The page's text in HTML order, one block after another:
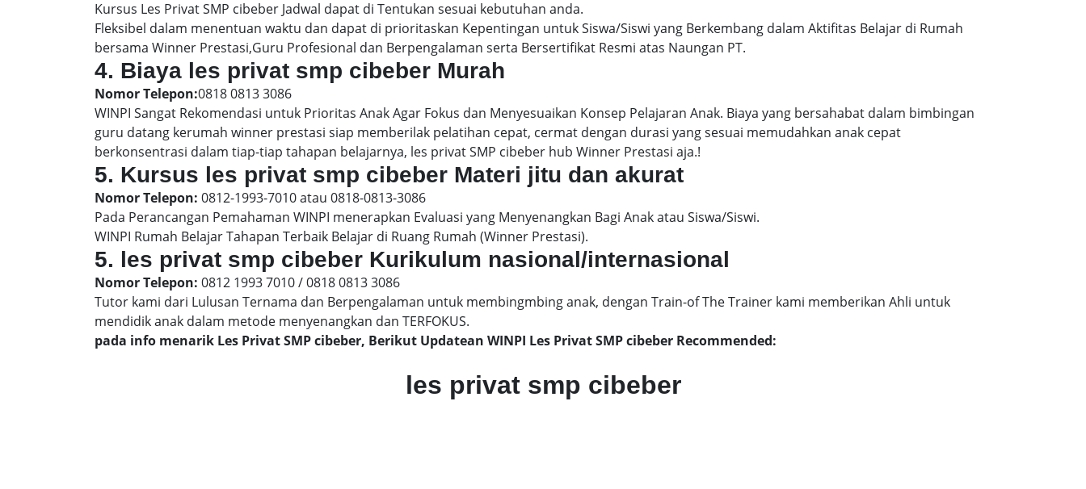
Kursus Les Privat SMP cibeber Jadwal dapat di Tentukan sesuai kebutuhan anda.
Fleksibel dalam menentuan waktu dan dapat di prioritaskan Kepentingan untuk Siswa/Siswi yang Berkembang dalam Aktifitas Belajar di Rumah
bersama Winner Prestasi,Guru Profesional dan Berpengalaman serta Bersertifikat Resmi atas Naungan PT.
4. Biaya les privat smp cibeber Murah
Nomor Telepon:0818 0813 3086
WINPI Sangat Rekomendasi untuk Prioritas Anak Agar Fokus dan Menyesuaikan Konsep Pelajaran Anak. Biaya yang bersahabat dalam bimbingan
guru datang kerumah winner prestasi siap memberilak pelatihan cepat, cermat dengan durasi yang sesuai memudahkan anak cepat
berkonsentrasi dalam tiap-tiap tahapan belajarnya, les privat SMP cibeber hub Winner Prestasi aja.!
5. Kursus les privat smp cibeber Materi jitu dan akurat
Nomor Telepon: 0812-1993-7010 atau 0818-0813-3086
Pada Perancangan Pemahaman WINPI menerapkan Evaluasi yang Menyenangkan Bagi Anak atau Siswa/Siswi.
WINPI Rumah Belajar Tahapan Terbaik Belajar di Ruang Rumah (Winner Prestasi).
5. les privat smp cibeber Kurikulum nasional/internasional
Nomor Telepon: 0812 1993 7010 / 0818 0813 3086
Tutor kami dari Lulusan Ternama dan Berpengalaman untuk membingmbing anak, dengan Train-of The Trainer kami memberikan Ahli untuk
mendidik anak dalam metode menyenangkan dan TERFOKUS.
pada info menarik Les Privat SMP cibeber, Berikut Updatean WINPI Les Privat SMP cibeber Recommended:
les privat smp cibeber